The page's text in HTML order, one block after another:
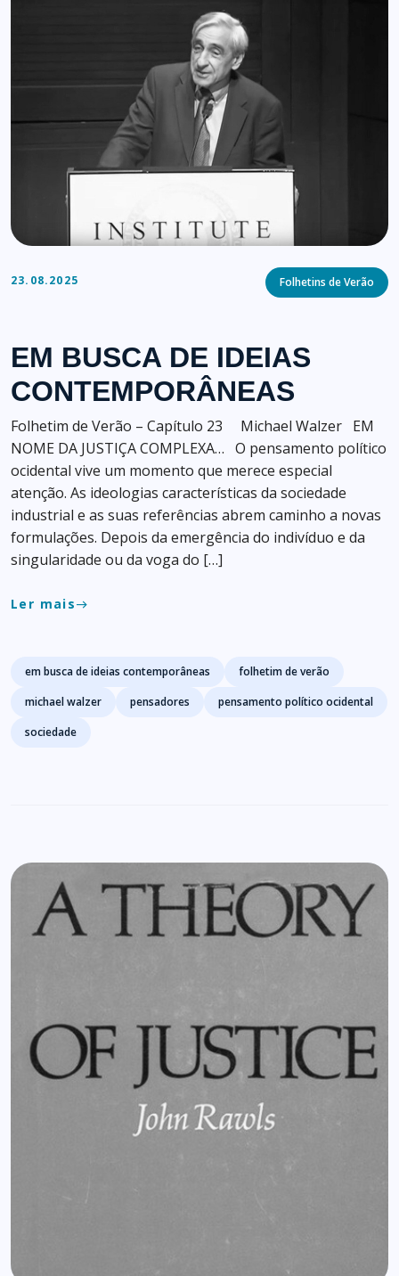
23.08.2025 Categories
Folhetins de Verão
EM BUSCA DE IDEIAS
CONTEMPORÂNEAS
Folhetim de Verão – Capítulo 23 Michael Walzer EM
NOME DA JUSTIÇA COMPLEXA… O pensamento político
ocidental vive um momento que merece especial
atenção. As ideologias características da sociedade
industrial e as suas referências abrem caminho a novas
formulações. Depois da emergência do indivíduo e da
singularidade ou da voga do […]
Ler maiseast
Tags
em busca de ideias contemporâneas
folhetim de verão
michael walzer
pensadores
pensamento político ocidental
sociedade